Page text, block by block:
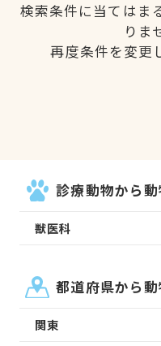
検索条件に当てはま
りま
再度条件を変更
診療動物から
獣医科
都道府県から
関東